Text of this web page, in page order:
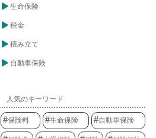
生命保険
税金
積み立て
自動車保険
人気のキーワード
保険料 生命保険 自動車保険